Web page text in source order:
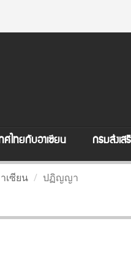
ศไทยกับอาเซียน กรมส่งเ
เซียน ปฏิญญา